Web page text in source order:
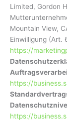
Limited, Gordon
Mountain View,
Einwilligung (Art.
https://
https://
https://